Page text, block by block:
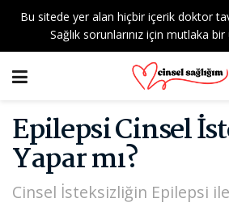
Bu sitede yer alan hiçbir içerik doktor
Sağlık sorunlarınız için mutlaka bir
Epilepsi Cinsel
Yapar mı?
Cinsel İsteksizliğin Epilepsi ile